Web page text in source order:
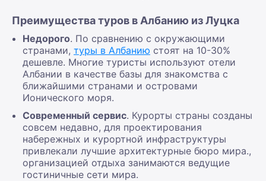
Преимущества туров в Албанию из Луцка
Недорого. По сравнению с окружающими
странами, туры в Албанию стоят на 10-30%
дешевле. Многие туристы используют отели
Албании в качестве базы для знакомства с
ближайшими странами и островами
Ионического моря.
Современный сервис. Курорты страны созданы
совсем недавно, для проектирования
набережных и курортной инфраструктуры
привлекали лучшие архитектурные бюро мира.,
организацией отдыха занимаются ведущие
гостиничные сети мира.